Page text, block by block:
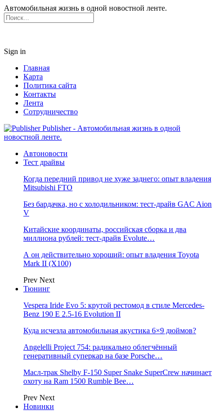
Автомобильная жизнь в одной новостной ленте.
Sign in
Главная
Карта
Политика сайта
Контакты
Лента
Сотрудничество
Publisher - Автомобильная жизнь в одной
новостной ленте.
Автоновости
Тест драйвы
Когда передний привод не хуже заднего: опыт владения
Mitsubishi FTO
Без бардачка, но с холодильником: тест-драйв GAC Aion
V
Китайские координаты, российская сборка и два
миллиона рублей: тест-драйв Evolute…
А он действительно хороший: опыт владения Toyota
Mark II (Х100)
Prev Next
Тюнинг
Vespera Iride Evo 5: крутой рестомод в стиле Mercedes-
Benz 190 E 2.5-16 Evolution II
Куда исчезла автомобильная акустика 6×9 дюймов?
Angelelli Project 754: радикально облегчённый
генеративный суперкар на базе Porsche…
Масл-трак Shelby F-150 Super Snake SuperCrew начинает
охоту на Ram 1500 Rumble Bee…
Prev Next
Новинки